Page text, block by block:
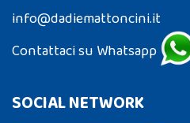
info@dadiemattoncini.it
Contattaci su Whatsapp
SOCIAL NETWORK